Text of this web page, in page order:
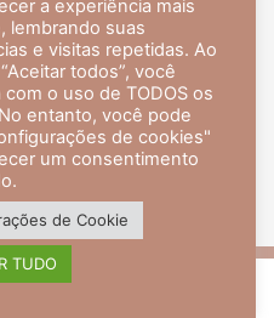
pela UFRJ, tendo
em 2007.
de Dermatologia,
especialista.
+
a experiência mais
lembrando suas
e visitas repetidas. Ao
todos”, você
o uso de TODOS os
entanto, você pode
de cookies"
um consentimento
de Cookie
TUDO